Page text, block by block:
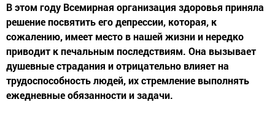
В этом году Всемирная организация здоровья приняла
решение посвятить его депрессии, которая, к
сожалению, имеет место в нашей жизни и нередко
приводит к печальным последствиям. Она вызывает
душевные страдания и отрицательно влияет на
трудоспособность людей, их стремление выполнять
ежедневные обязанности и задачи.